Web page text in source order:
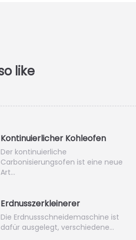
Kontinuierlicher Kohleofen
Der kontinuierliche
Carbonisierungsofen ist eine neue
Art…
Erdnusszerkleinerer
Die Erdnussschneidemaschine ist
dafür ausgelegt, verschiedene…